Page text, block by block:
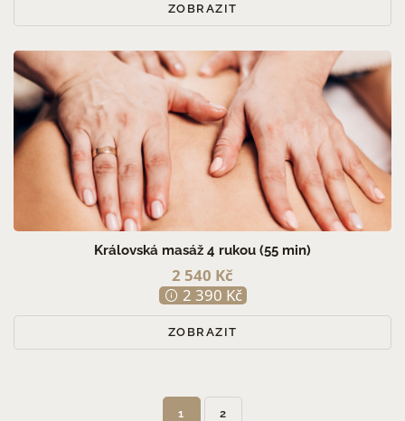
ZOBRAZIT
Královská masáž 4 rukou (55 min)
2 540 Kč
2 390 Kč
ZOBRAZIT
1 2